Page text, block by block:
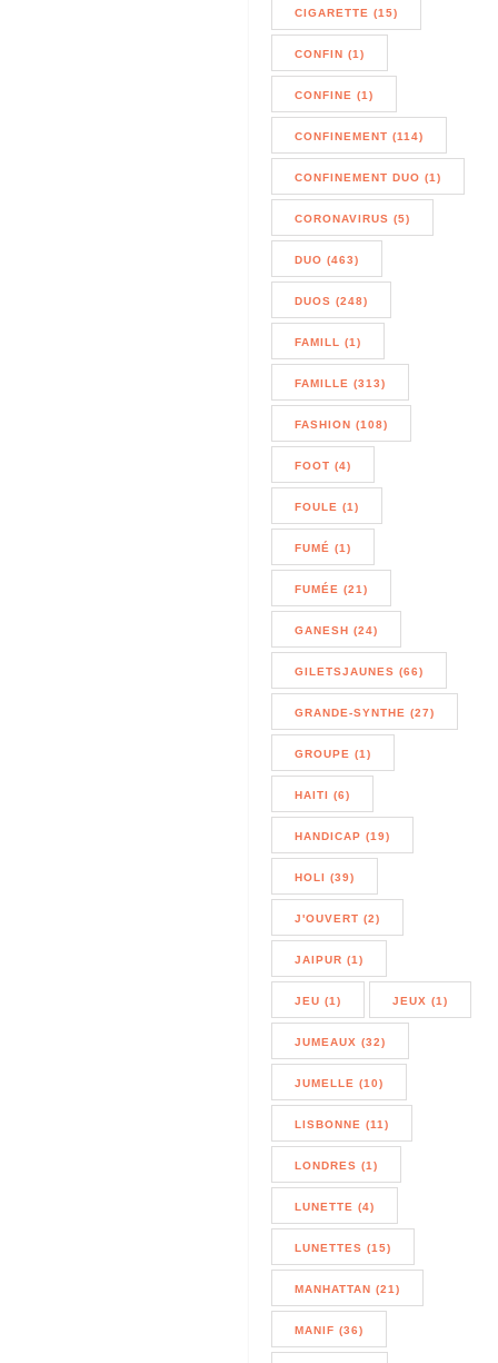
CIGARETTE (15)
CONFIN (1)
CONFINE (1)
CONFINEMENT (114)
CONFINEMENT DUO (1)
CORONAVIRUS (5)
DUO (463)
DUOS (248)
FAMILL (1)
FAMILLE (313)
FASHION (108)
FOOT (4)
FOULE (1)
FUMÉ (1)
FUMÉE (21)
GANESH (24)
GILETSJAUNES (66)
GRANDE-SYNTHE (27)
GROUPE (1)
HAITI (6)
HANDICAP (19)
HOLI (39)
J'OUVERT (2)
JAIPUR (1)
JEU (1) JEUX (1)
JUMEAUX (32)
JUMELLE (10)
LISBONNE (11)
LONDRES (1)
LUNETTE (4)
LUNETTES (15)
MANHATTAN (21)
MANIF (36)